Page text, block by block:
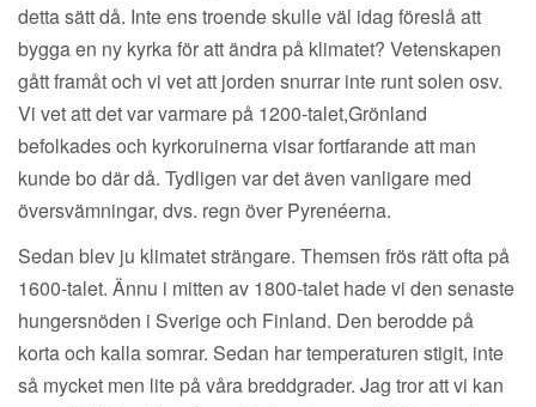
detta sätt då. Inte ens troende skulle väl idag föreslå att
bygga en ny kyrka för att ändra på klimatet? Vetenskapen
gått framåt och vi vet att jorden snurrar inte runt solen osv.
Vi vet att det var varmare på 1200-talet,Grönland
befolkades och kyrkoruinerna visar fortfarande att man
kunde bo där då. Tydligen var det även vanligare med
översvämningar, dvs. regn över Pyrenéerna.
Sedan blev ju klimatet strängare. Themsen frös rätt ofta på
1600-talet. Ännu i mitten av 1800-talet hade vi den senaste
hungersnöden i Sverige och Finland. Den berodde på
korta och kalla somrar. Sedan har temperaturen stigit, inte
så mycket men lite på våra breddgrader. Jag tror att vi kan